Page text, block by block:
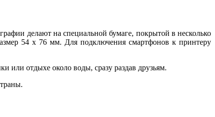
делают на специальной бумаге, покрытой в несколько
54 х 76 мм. Для подключения смартфонов к принтеру
или отдыхе около воды, сразу раздав друзьям.